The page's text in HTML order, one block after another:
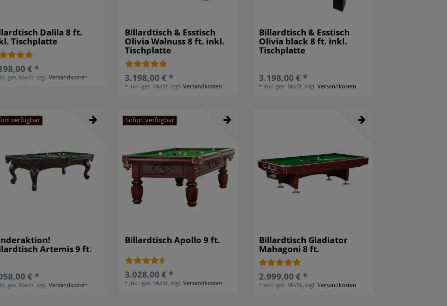
Dalila 8 ft.
Tischplatte
€ *
ges. MwSt. zzgl.Versandkosten
Billardtisch & Esstisch
Olivia Walnuss 8 ft. inkl.
Tischplatte
3.198,00 € *
* inkl. ges. MwSt. zzgl.Versandkosten
Billardtisch & Esstisch
Olivia black 8 ft. inkl.
Tischplatte
3.198,00 € *
* inkl. ges. MwSt. zzgl. Versandkosten
verfügbar
Artemis 9 ft.
€ *
ges. MwSt. zzgl.Versandkosten
Sofort verfügbar
Billardtisch Apollo 9 ft.
3.028,00 € *
* inkl. ges. MwSt. zzgl.Versandkosten
Billardtisch Gladiator
Mahagoni 8 ft.
2.999,00 € *
* inkl. ges. MwSt. zzgl. Versandkosten